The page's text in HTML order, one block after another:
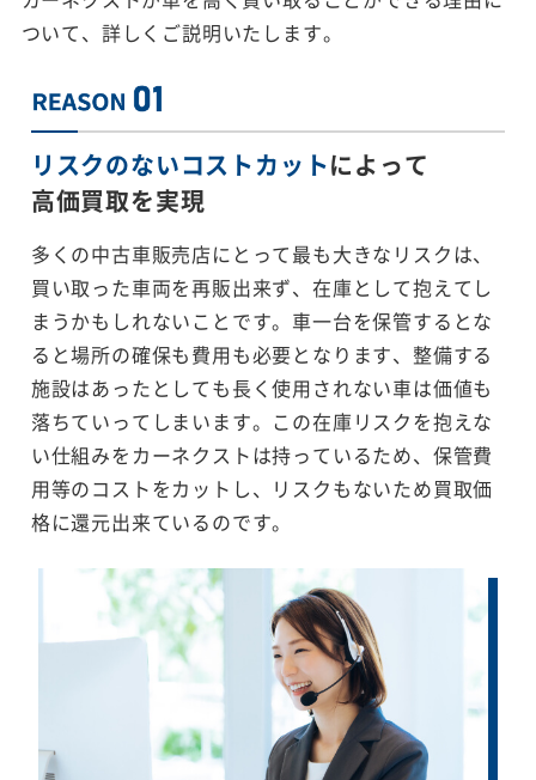
ついて、詳しくご説明いたします。
リスクのないコストカットによって
高価買取を実現
多くの中古車販売店にとって最も大きなリスクは、
買い取った車両を再販出来ず、在庫として抱えてし
まうかもしれないことです。車一台を保管するとな
ると場所の確保も費用も必要となります、整備する
施設はあったとしても長く使用されない車は価値も
落ちていってしまいます。この在庫リスクを抱えな
い仕組みをカーネクストは持っているため、保管費
用等のコストをカットし、リスクもないため買取価
格に還元出来ているのです。